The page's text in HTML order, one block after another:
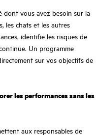
dont vous avez besoin sur la
les chats et les autres
identifie les risques de
Un programme
sur vos objectifs de
les performances sans les
aux responsables de